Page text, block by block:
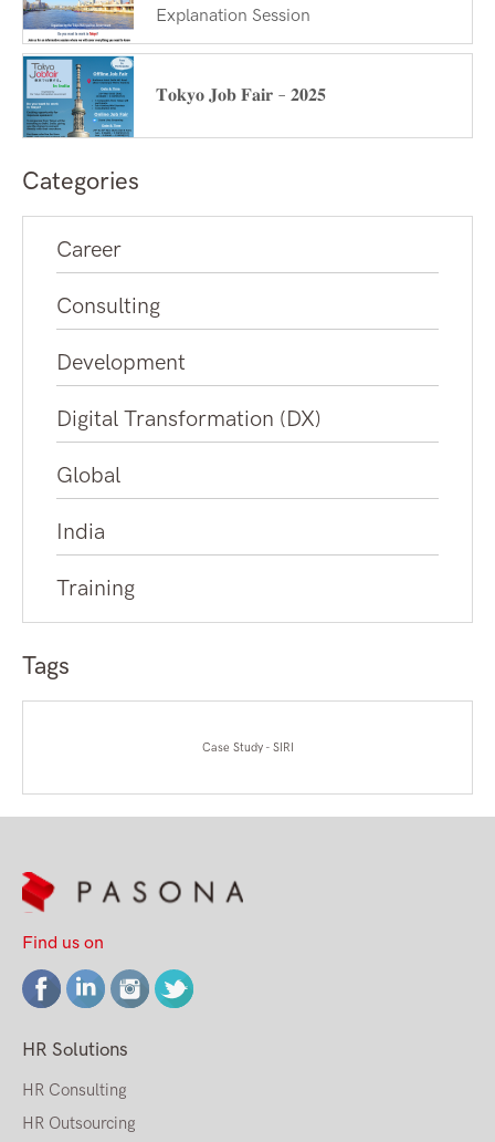
Explanation Session
𝐓𝐨𝐤𝐲𝐨 𝐉𝐨𝐛 𝐅𝐚𝐢𝐫 – 𝟐𝟎𝟐𝟓
Categories
Career
Consulting
Development
Digital Transformation (DX)
Global
India
Training
Tags
Case Study - SIRI
Find us on
HR Solutions
HR Consulting
HR Outsourcing